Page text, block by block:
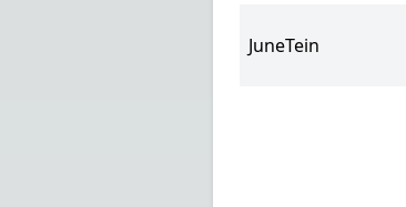
JuneTein